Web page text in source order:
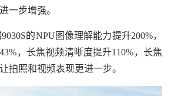
一步增强。
的NPU图像理解能力提升200%，
，长焦视频清晰度提升110%，长焦
拍照和视频表现更进一步。